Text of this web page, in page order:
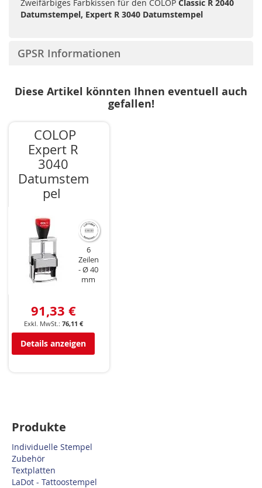
Zweifärbiges Farbkissen für den COLOP Classic R 2040
Datumstempel, Expert R 3040 Datumstempel
GPSR Informationen
Diese Artikel könnten Ihnen eventuell auch
gefallen!
COLOP
Expert R
3040
Datumstem
pel
6
Zeilen
Ø 40
mm
91,33 €
76,11 €
Details anzeigen
Produkte
Individuelle Stempel
Zubehör
Textplatten
LaDot - Tattoostempel